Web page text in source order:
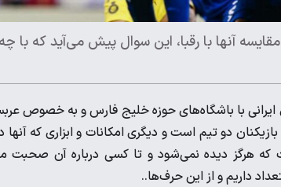
آنها با رقبا، این سوال پیش می‌آید که با
ایرانی با باشگاه‌های حوزه خلیج فارس و به خصوص
دو تیم است و دیگری امکانات و ابزاری که آنها
که هرگز دیده نمی‌شود و تا کسی درباره آن صحبت
داریم و از این حرف‌ها..